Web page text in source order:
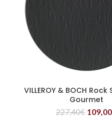
LEGGI TUTTO
VILLEROY & BOCH
Gourmet
227,40€ 109,00